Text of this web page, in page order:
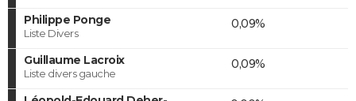
Philippe Ponge
Liste Divers
0,09%
Guillaume Lacroix
Liste divers gauche
0,09%